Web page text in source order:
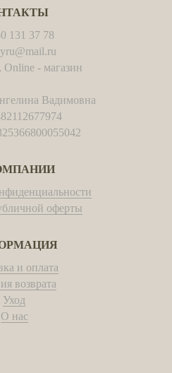
131 37 78
Online - магазин
Вадимовна
оферты
и оплата
возврата
Уход
О наc